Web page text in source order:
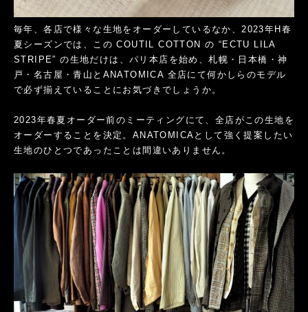
毎年、各店で様々な生地をオーダーしているなか、2023年H春
夏シーズンでは、この COUTIL COTTON の “ECTU LILA
STRIPE” の生地だけは、パリ本店を始め、札幌・日本橋・神
戸・名古屋・青山とANATOMICA 全店にて何かしらのモデル
で必ず揃えていることにお気づきでしょうか。
2023年春夏オーダー前のミーティングにて、全店がこの生地を
オーダーすることを決定。ANATOMICAとして強く提案したい
生地のひとつであったことは間違いありません。